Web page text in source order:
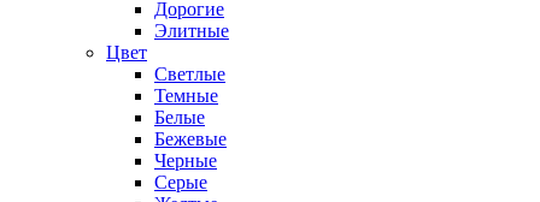
Дорогие
Элитные
Цвет
Светлые
Темные
Белые
Бежевые
Черные
Серые